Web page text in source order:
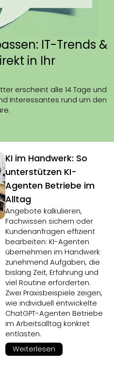
IT-Trends &
in Ihr
erscheint alle 14 Tage und
Interessantes rund um den
KI im Handwerk: So
unterstützen KI-
Agenten Betriebe im
Alltag
Angebote kalkulieren,
Fachwissen sichern oder
Kundenanfragen effizient
bearbeiten: KI-Agenten
übernehmen im Handwerk
zunehmend Aufgaben, die
bislang Zeit, Erfahrung und
viel Routine erforderten.
Zwei Praxisbeispiele zeigen,
wie individuell entwickelte
ChatGPT-Agenten Betriebe
im Arbeitsalltag konkret
entlasten.
Weiterlesen